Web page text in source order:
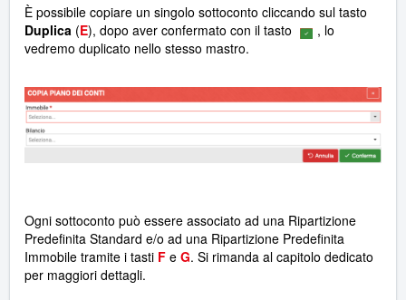
È possibile copiare un singolo sottoconto cliccando sul tasto
Duplica (E), dopo aver confermato con il tasto
, lo
vedremo duplicato nello stesso mastro.
Ogni sottoconto può essere associato ad una Ripartizione
Predefinita Standard e/o ad una Ripartizione Predefinita
Immobile tramite i tasti F e G. Si rimanda al capitolo dedicato
per maggiori dettagli.